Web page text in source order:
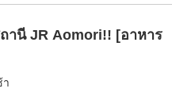
านี JR Aomori!! [อาหาร
า